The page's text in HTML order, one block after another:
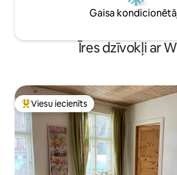
Gaisa
Īres dzīvokļi ar
Populārs viesu iecienīts mājoklis
Viesu iecienīts